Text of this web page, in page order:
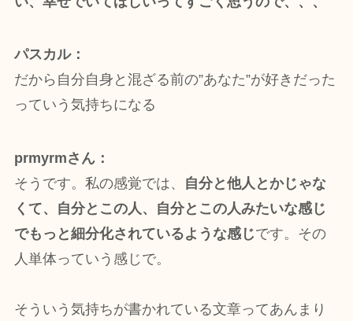
パスカル：
だから自分自身と混ざる前の”あなた”が好きだった
っていう気持ちになる
prmyrmさん：
そうです。私の感覚では、
自分と他人とかじゃな
くて、自分とこの人、自分とこの人みたいな感じ
でもっと細分化されているような感じです。その
人単体っていう感じで。
そういう気持ちが書かれている文章ってあんまり